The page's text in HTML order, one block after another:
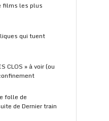
films les plus
qui tuent
CLOS » à voir (ou
folle de
de Dernier train